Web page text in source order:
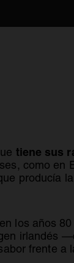
tiene sus
como
producía
los años
irlandés
frente